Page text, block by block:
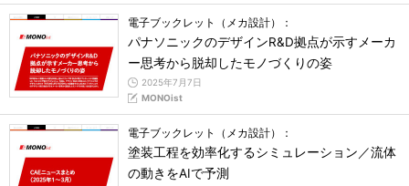
電子ブックレット（メカ設計）：
パナソニックのデザインR&D拠点が示すメーカ
ー思考から脱却したモノづくりの姿
2025年7月7日
MONOist
電子ブックレット（メカ設計）：
塗装工程を効率化するシミュレーション／流体
の動きをAIで予測